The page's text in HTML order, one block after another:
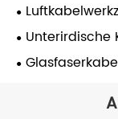
Unterirdische